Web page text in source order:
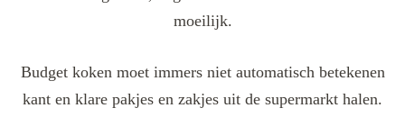
moeilijk.
Budget koken moet immers niet automatisch betekenen
kant en klare pakjes en zakjes uit de supermarkt halen.